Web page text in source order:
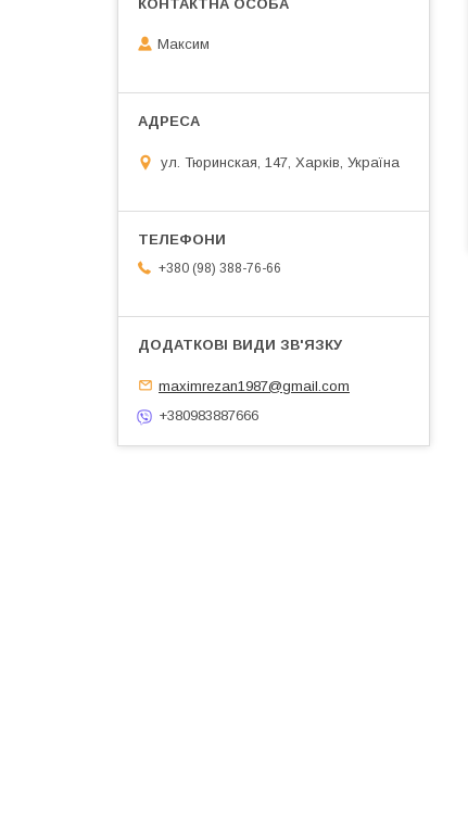
Максим
ул. Тюринская, 147, Харків, Україна
+380 (98) 388-76-66
maximrezan1987@gmail.com
+380983887666